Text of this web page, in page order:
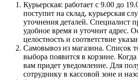
Курьерская: работает с 9.00 до
поступит на склад, курьерская
уточнения деталей. Специалист
удобное время и уточнит адрес.
целостность и соответствие
Самовывоз из магазина. Список
выбора появится в корзине.
вам придет уведомление. Для
сотруднику в кассовой зоне и